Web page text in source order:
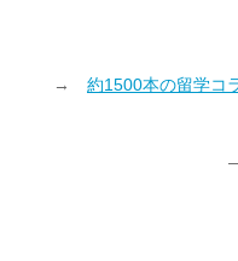
→ 約1500本の留学コ